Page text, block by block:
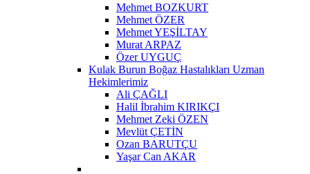
Mehmet BOZKURT
Mehmet ÖZER
Mehmet YEŞİLTAY
Murat ARPAZ
Özer UYGUÇ
Kulak Burun Boğaz Hastalıkları Uzman
Hekimlerimiz
Ali ÇAĞLI
Halil İbrahim KIRIKÇI
Mehmet Zeki ÖZEN
Mevlüt ÇETİN
Ozan BARUTÇU
Yaşar Can AKAR